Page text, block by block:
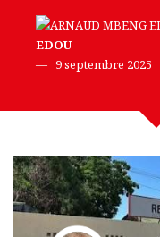
EDOU
9 septembre 2025